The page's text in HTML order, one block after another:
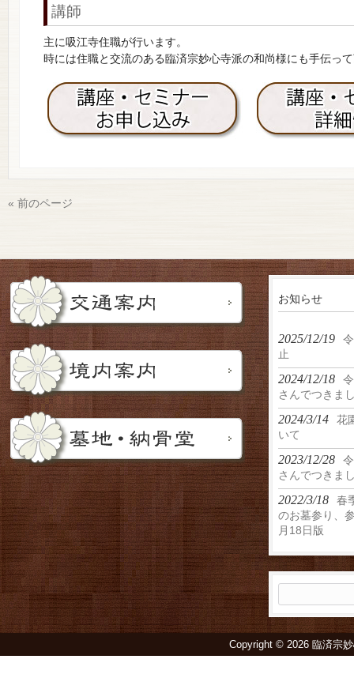
講師
主に吸江寺住職が行います。
時には住職と交流のある臨済宗妙心寺派の和尚様にも手伝っ
« 前のページ
お知らせ
2025/12/19
止
2024/12/18
さんでつきま
2024/3/14
花
いて
2023/12/28
さんでつき
2022/3/18
春
のお墓参り、
月18日版
索:
Copyright © 2026 臨済宗